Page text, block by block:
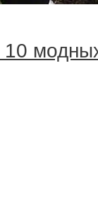
10